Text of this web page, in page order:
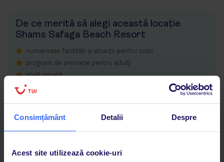
Consimțământ Detalii Despre
Acest site utilizează cookie-uri
De ce merită să alegi această locație
Shams Safaga Beach Resort
numeroase facilități și atracții pentru copii
program de animație pentru adulți
plajă privată
Descarcă acum aplicația TUI
Adaugi la favorite vacanțele care îți plac și revii oricând la ele